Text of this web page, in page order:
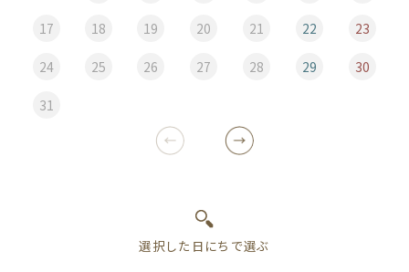
17 18 19 20 21 22 23
24 25 26 27 28 29 30
31